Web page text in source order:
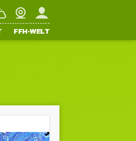
WebcamMein FFH
FFH-WELT